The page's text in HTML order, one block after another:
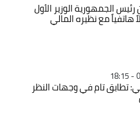
الجمهورية الوزير الأول
هاتفياً مع نظيره المالي
تطابق تام في وجهات النظر